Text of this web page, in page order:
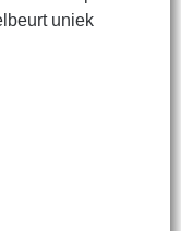
uniek